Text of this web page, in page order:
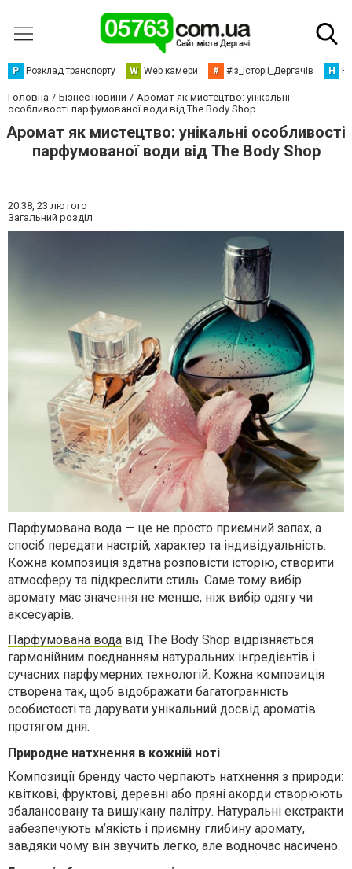
Р Розклад транспорту W Web камери # #Із_історіі_Дергачів Н
Головна Бізнес новини
Аромат як мистецтво: унікальні
особливості парфумованої води від The Body Shop
Аромат як мистецтво: унікальні особливості
парфумованої води від The Body Shop
20:38, 23 лютого
Загальний розділ
Парфумована вода — це не просто приємний запах, а
спосіб передати настрій, характер та індивідуальність.
Кожна композиція здатна розповісти історію, створити
атмосферу та підкреслити стиль. Саме тому вибір
аромату має значення не менше, ніж вибір одягу чи
аксесуарів.
Парфумована вода від The Body Shop відрізняється
гармонійним поєднанням натуральних інгредієнтів і
сучасних парфумерних технологій. Кожна композиція
створена так, щоб відображати багатогранність
особистості та дарувати унікальний досвід ароматів
протягом дня.
Природне натхнення в кожній ноті
Композиції бренду часто черпають натхнення з природи:
квіткові, фруктові, деревні або пряні акорди створюють
збалансовану та вишукану палітру. Натуральні екстракти
забезпечують м’якість і приємну глибину аромату,
завдяки чому він звучить легко, але водночас насичено.